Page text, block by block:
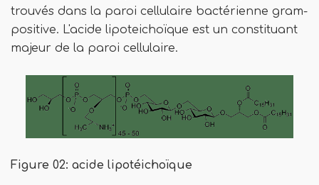
trouvés dans la paroi cellulaire bactérienne gram-
positive. L'acide lipoteichoïque est un constituant
majeur de la paroi cellulaire.
Figure 02: acide lipotéichoïque